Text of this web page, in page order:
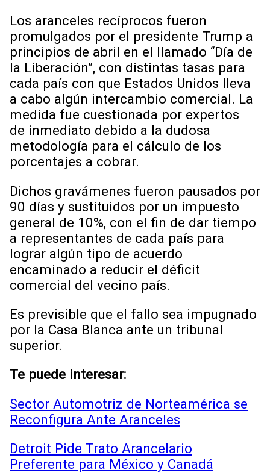
Los aranceles recíprocos fueron
promulgados por el presidente Trump a
principios de abril en el llamado “Día de
la Liberación”, con distintas tasas para
cada país con que Estados Unidos lleva
a cabo algún intercambio comercial. La
medida fue cuestionada por expertos
de inmediato debido a la dudosa
metodología para el cálculo de los
porcentajes a cobrar.
Dichos gravámenes fueron pausados por
90 días y sustituidos por un impuesto
general de 10%, con el fin de dar tiempo
a representantes de cada país para
lograr algún tipo de acuerdo
encaminado a reducir el déficit
comercial del vecino país.
Es previsible que el fallo sea impugnado
por la Casa Blanca ante un tribunal
superior.
Te puede interesar:
Sector Automotriz de Norteamérica se
Reconfigura Ante Aranceles
Detroit Pide Trato Arancelario
Preferente para México y Canadá